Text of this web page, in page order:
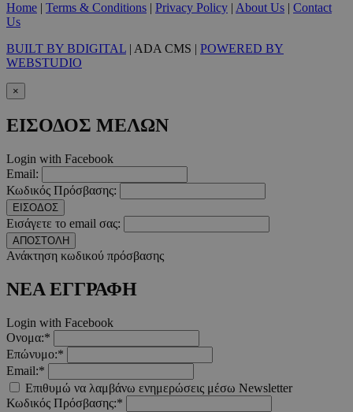
Home | Terms & Conditions | Privacy Policy | About Us | Contact
Us
BUILT BY BDIGITAL | ADA CMS | POWERED BY
WEBSTUDIO
×
ΕΙΣΟΔΟΣ ΜΕΛΩΝ
Login with Facebook
Email:
Κωδικός Πρόσβασης:
ΕΙΣΟΔΟΣ
Εισάγετε το email σας:
ΑΠΟΣΤΟΛΗ
Ανάκτηση κωδικού πρόσβασης
ΝΕΑ ΕΓΓΡΑΦΗ
Login with Facebook
Ονομα:*
Επώνυμο:*
Email:*
Επιθυμώ να λαμβάνω ενημερώσεις μέσω Newsletter
Κωδικός Πρόσβασης:*